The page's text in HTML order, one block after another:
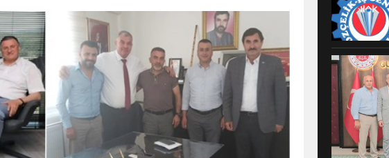
DUYURUSU
EMRAH KARAÇAY’A SEVGİ SELİ
GÖNÜLLERE DOKUNAN ZİYARET